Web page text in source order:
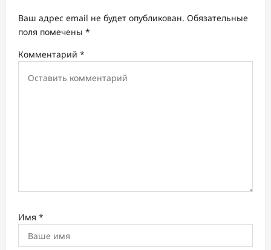
и
с
и
Ваш адрес email не будет опубликован. Обязательные
поля помечены *
Комментарий *
Имя *